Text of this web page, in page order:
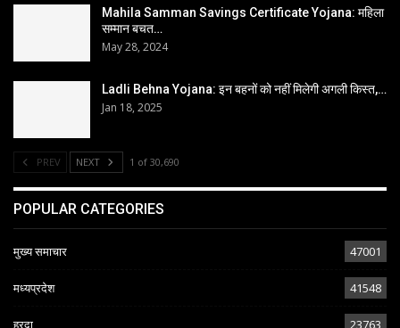
Mahila Samman Savings Certificate Yojana: महिला
सम्मान बचत…
May 28, 2024
Ladli Behna Yojana: इन बहनों को नहीं मिलेगी अगली किस्त,…
Jan 18, 2025
PREV NEXT 1 of 30,690
POPULAR CATEGORIES
मुख्य समाचार 47001
मध्यप्रदेश 41548
हरदा 23763